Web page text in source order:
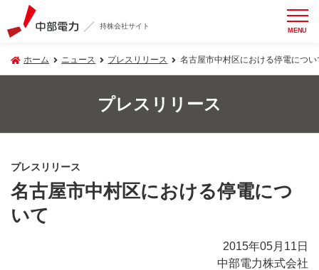
持株会社サイト MENU
ホーム ニュース プレスリリース 名古屋市中村区における停電につい
プレスリリース
プレスリリース
名古屋市中村区における停電につ
いて
2015年05月11日
中部電力株式会社